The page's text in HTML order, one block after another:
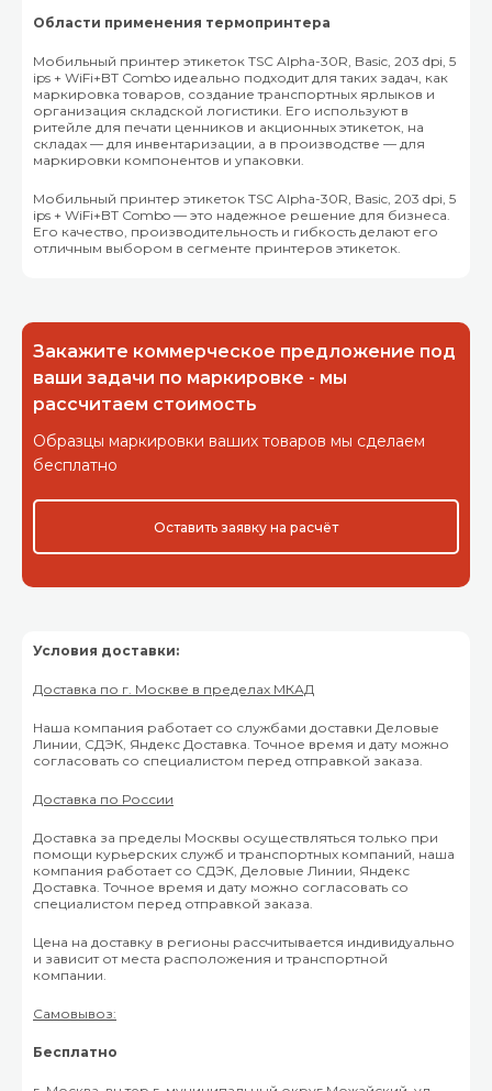
Области применения термопринтера
Мобильный принтер этикеток TSC Alpha-30R, Basic, 203 dpi, 5
ips + WiFi+BT Combo идеально подходит для таких задач, как
маркировка товаров, создание транспортных ярлыков и
организация складской логистики. Его используют в
ритейле для печати ценников и акционных этикеток, на
складах — для инвентаризации, а в производстве — для
маркировки компонентов и упаковки.
Мобильный принтер этикеток TSC Alpha-30R, Basic, 203 dpi, 5
ips + WiFi+BT Combo — это надежное решение для бизнеса.
Его качество, производительность и гибкость делают его
отличным выбором в сегменте принтеров этикеток.
Закажите коммерческое предложение под
ваши задачи по маркировке - мы
рассчитаем стоимость
Образцы маркировки ваших товаров мы сделаем
бесплатно
Оставить заявку на расчёт
Условия доставки:
Доставка по г. Москве в пределах МКАД
Наша компания работает со службами доставки Деловые
Линии, СДЭК, Яндекс Доставка. Точное время и дату можно
согласовать со специалистом перед отправкой заказа.
Доставка по России
Доставка за пределы Москвы осуществляться только при
помощи курьерских служб и транспортных компаний, наша
компания работает со СДЭК, Деловые Линии, Яндекс
Доставка. Точное время и дату можно согласовать со
специалистом перед отправкой заказа.
Цена на доставку в регионы рассчитывается индивидуально
и зависит от места расположения и транспортной
компании.
Самовывоз:
Бесплатно